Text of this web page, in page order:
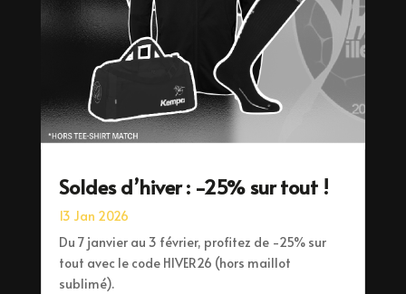
Soldes d’hiver : -25% sur tout !
13 Jan 2026
Du 7 janvier au 3 février, profitez de -25% sur
tout avec le code HIVER26 (hors maillot
sublimé).